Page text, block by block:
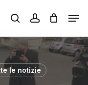
searchaccount
le notizie
Menu